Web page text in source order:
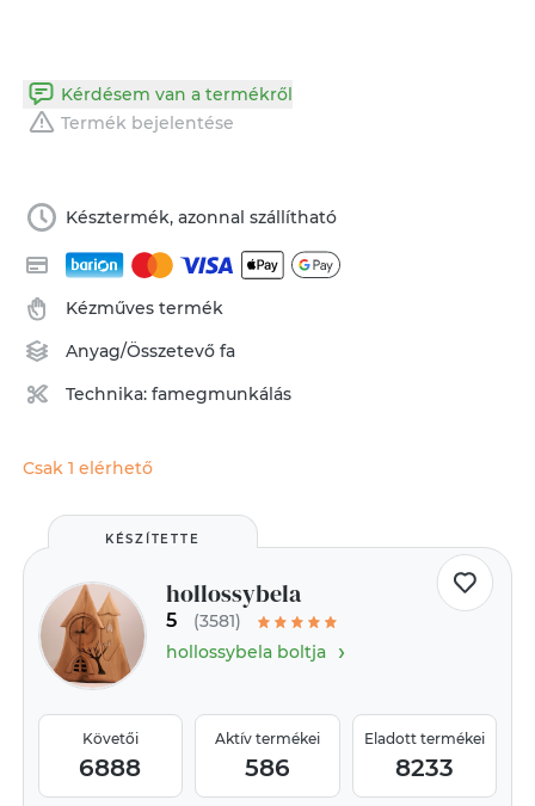
Kérdésem van a termékről
Termék bejelentése
Késztermék, azonnal szállítható
Kézműves termék
Anyag/Összetevőfa
Technika:famegmunkálás
Csak 1 elérhető
KÉSZÍTETTE
hollossybela
5
(3581)
hollossybela boltja›
Követői
6888
Aktív termékei
586
Eladott termékei
8233